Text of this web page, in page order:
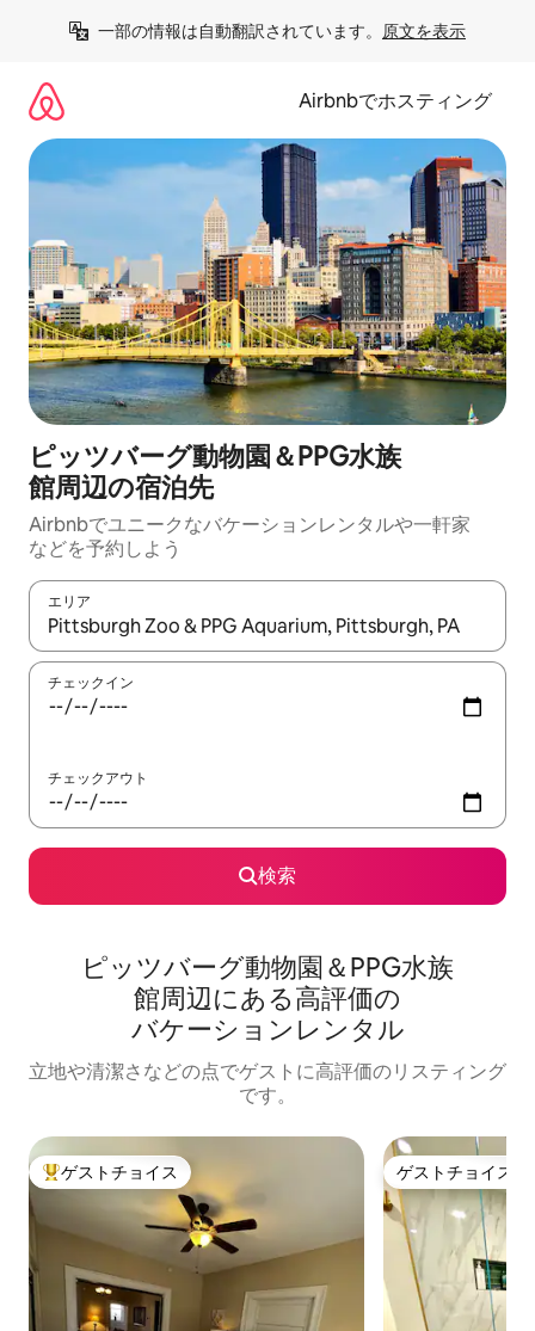
一部の情報は自動翻訳されています。 原文を表示
Airbnbでホスティング
ピッツバーグ動物園＆PPG水族
館⁠周⁠辺⁠の宿⁠泊⁠先
Airbnbでユニークなバ⁠ケ⁠ー⁠シ⁠ョ⁠ンレ⁠ン⁠タ⁠ルや一⁠軒⁠家
な⁠ど⁠を予⁠約⁠し⁠よ⁠う
エリア
検索結果が表示されたら、上下の矢印キーを使って移動するか
チェックイン
チェックアウト
検索
ピッツバーグ動物園＆PPG水族
館⁠周⁠辺⁠に⁠あ⁠る高⁠評⁠価⁠の
バ⁠ケ⁠ー⁠シ⁠ョ⁠ン⁠レ⁠ン⁠タ⁠ル
立地や清潔さなどの点でゲストに高評価のリスティング
です。
大好評のゲストチョイスです。
ゲストチョイス ゲストチョイス
ゲストチョイス